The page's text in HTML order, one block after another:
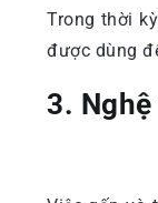
Trong thời
được dùng
3.